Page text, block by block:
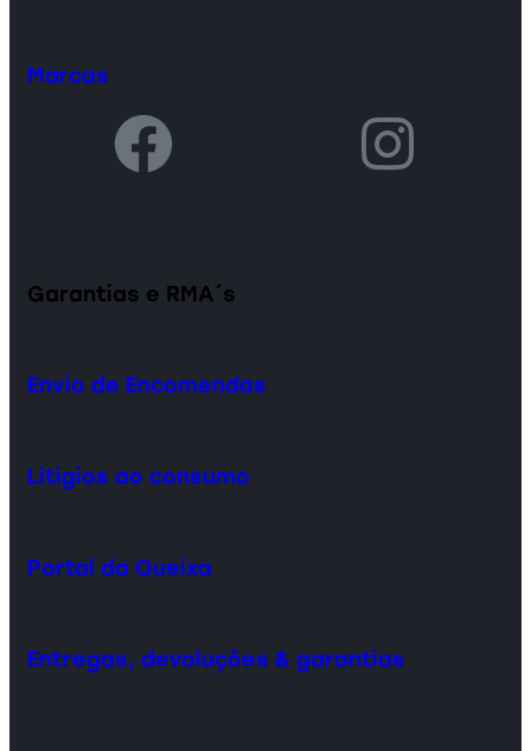
Marcas
Garantias e RMA´s
Envio de Encomendas
Litígios ao consumo
Portal da Queixa
Entregas, devoluções & garantias